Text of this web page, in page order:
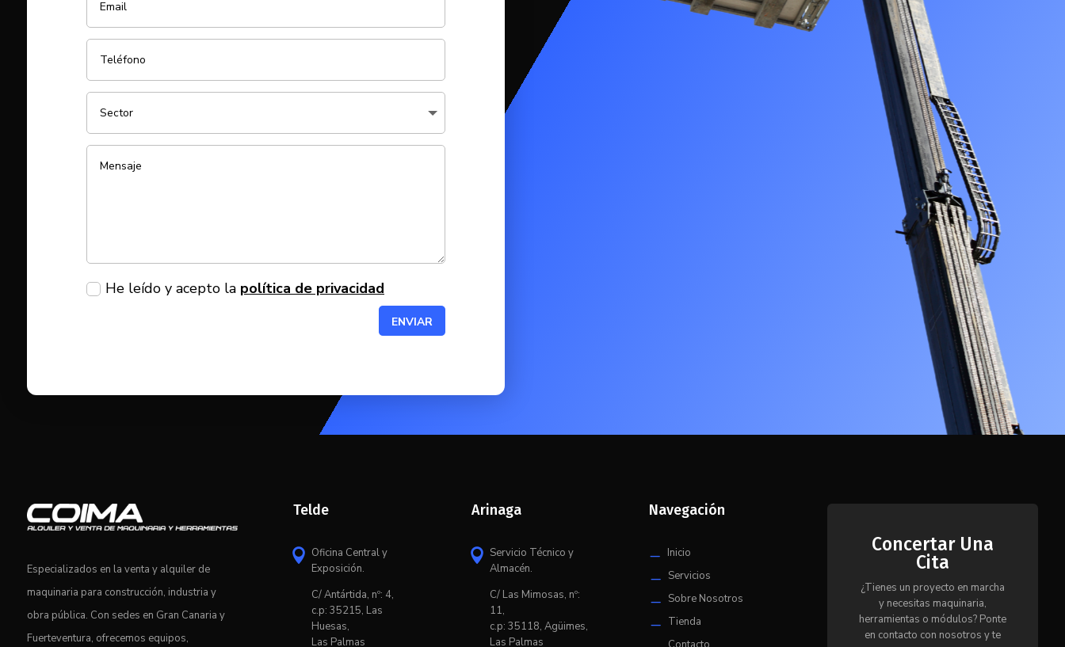
He leído y acepto la política de privacidad
ENVIAR
Especializados en la venta y alquiler de
maquinaria para construcción, industria y
obra pública. Con sedes en Gran Canaria y
Fuerteventura, ofrecemos equipos,
Telde
 Oficina Central y
Exposición.
C/ Antártida, nº: 4,
c.p: 35215, Las
Huesas,
Las Palmas
Arinaga
 Servicio Técnico y
Almacén.
C/ Las Mimosas, nº:
11,
c.p: 35118, Agüimes,
Las Palmas
Navegación
K Inicio
K Servicios
K Sobre Nosotros
K Tienda
Concertar Una
Cita
¿Tienes un proyecto en marcha
y necesitas maquinaria,
herramientas o módulos? Ponte
en contacto con nosotros y te